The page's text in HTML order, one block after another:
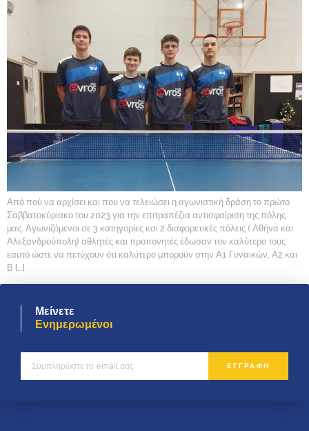
Από πού να αρχίσει και που να τελειώσει η αγωνιστική δράση το πρώτο
Σαββατοκύριακο του 2023 για την επιτραπέζια αντισφαίριση της πόλης
μας. Αγωνιζόμενοι σε 3 κατηγορίες και 2 διαφορετικές πόλεις ( Αθήνα και
Αλεξανδρούπολη) αθλητές και προπονητές έδωσαν τον καλύτερο τους
εαυτό ώστε να πετύχουν ότι καλύτερο μπορούν στην Α1 Γυναικών, Α2 και
Β […]
Μείνετε
Ενημερωμένοι
ΕΓΓΡΑΦΗ